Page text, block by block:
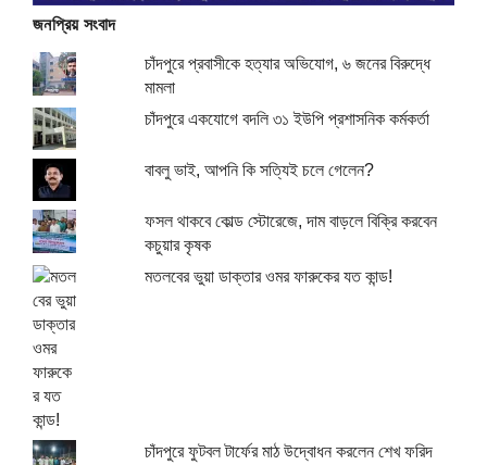
জনপ্রিয় সংবাদ
চাঁদপুরে প্রবাসীকে হত্যার অভিযোগ, ৬ জনের বিরুদ্ধে
মামলা
চাঁদপুরে একযোগে বদলি ৩১ ইউপি প্রশাসনিক কর্মকর্তা
বাবলু ভাই, আপনি কি সত্যিই চলে গেলেন?
ফসল থাকবে কোল্ড স্টোরেজে, দাম বাড়লে বিক্রি করবেন
কচুয়ার কৃষক
মতলবের ভুয়া ডাক্তার ওমর ফারুকের যত কান্ড!
চাঁদপুরে ফুটবল টার্ফের মাঠ উদ্বোধন করলেন শেখ ফরিদ